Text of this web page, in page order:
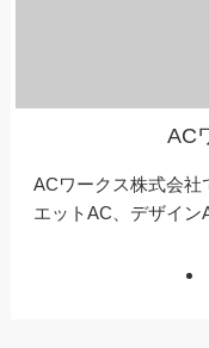
AC
ACワークス株式会
エットAC、デザイン